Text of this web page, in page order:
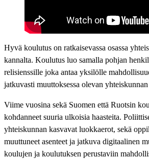
Hyvä koulutus on ratkaisevassa osassa
kannalta. Koulutus luo samalla pohjan
relisienssille joka antaa yksilölle
jatkuvasti muuttoksessa olevan yhteiskunnan
Viime vuosina sekä Suomen että Ruotsin
kohdanneet suuria ulkoisia haasteita.
yhteiskunnan kasvavat luokkaerot, sekä
muuttuneet asenteet ja jatkuva digitaalinen
koulujen ja koulutuksen perustaviin